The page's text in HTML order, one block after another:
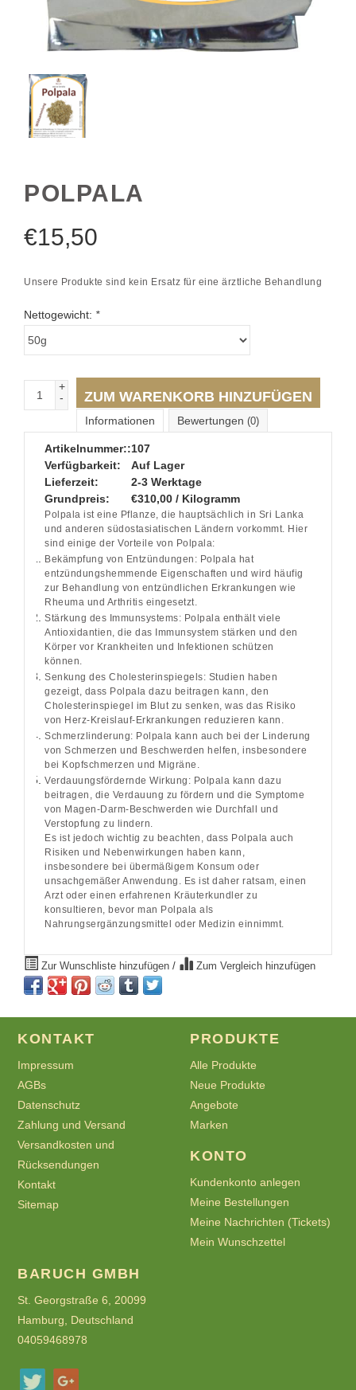
POLPALA
€15,50
Unsere Produkte sind kein Ersatz für eine ärztliche Behandlung
Nettogewicht: *
+
-
ZUM WARENKORB HINZUFÜGEN
Informationen Bewertungen (0)
Artikelnummer::107
Verfügbarkeit:
Auf Lager
Lieferzeit:
2-3 Werktage
Grundpreis:
€310,00 / Kilogramm
Polpala ist eine Pflanze, die hauptsächlich in Sri Lanka
und anderen südostasiatischen Ländern vorkommt. Hier
sind einige der Vorteile von Polpala:
Bekämpfung von Entzündungen: Polpala hat
entzündungshemmende Eigenschaften und wird häufig
zur Behandlung von entzündlichen Erkrankungen wie
Rheuma und Arthritis eingesetzt.
Stärkung des Immunsystems: Polpala enthält viele
Antioxidantien, die das Immunsystem stärken und den
Körper vor Krankheiten und Infektionen schützen
können.
Senkung des Cholesterinspiegels: Studien haben
gezeigt, dass Polpala dazu beitragen kann, den
Cholesterinspiegel im Blut zu senken, was das Risiko
von Herz-Kreislauf-Erkrankungen reduzieren kann.
Schmerzlinderung: Polpala kann auch bei der Linderung
von Schmerzen und Beschwerden helfen, insbesondere
bei Kopfschmerzen und Migräne.
Verdauungsfördernde Wirkung: Polpala kann dazu
beitragen, die Verdauung zu fördern und die Symptome
von Magen-Darm-Beschwerden wie Durchfall und
Verstopfung zu lindern.
Es ist jedoch wichtig zu beachten, dass Polpala auch
Risiken und Nebenwirkungen haben kann,
insbesondere bei übermäßigem Konsum oder
unsachgemäßer Anwendung. Es ist daher ratsam, einen
Arzt oder einen erfahrenen Kräuterkundler zu
konsultieren, bevor man Polpala als
Nahrungsergänzungsmittel oder Medizin einnimmt.
Zur Wunschliste hinzufügen / Zum Vergleich hinzufügen
KONTAKT
Impressum
AGBs
Datenschutz
Zahlung und Versand
Versandkosten und
Rücksendungen
Kontakt
Sitemap
PRODUKTE
Alle Produkte
Neue Produkte
Angebote
Marken
KONTO
Kundenkonto anlegen
Meine Bestellungen
Meine Nachrichten (Tickets)
Mein Wunschzettel
BARUCH GMBH
St. Georgstraße 6, 20099
Hamburg, Deutschland
04059468978